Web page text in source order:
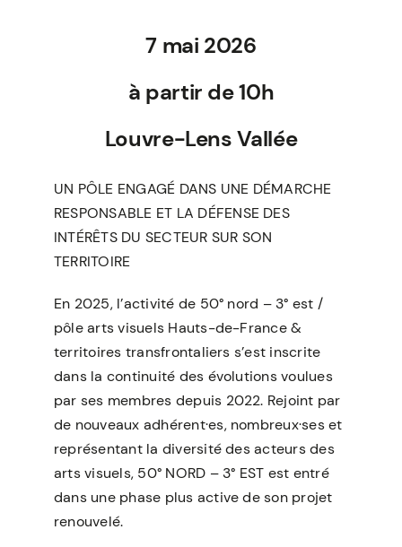
7 mai 2026
à partir de 10h
Louvre-Lens Vallée
UN PÔLE ENGAGÉ DANS UNE DÉMARCHE
RESPONSABLE ET LA DÉFENSE DES
INTÉRÊTS DU SECTEUR SUR SON
TERRITOIRE
En 2025, l’activité de 50° nord – 3° est /
pôle arts visuels Hauts-de-France &
territoires transfrontaliers s’est inscrite
dans la continuité des évolutions voulues
par ses membres depuis 2022. Rejoint par
de nouveaux adhérent·es, nombreux·ses et
représentant la diversité des acteurs des
arts visuels, 50° NORD – 3° EST est entré
dans une phase plus active de son projet
renouvelé.